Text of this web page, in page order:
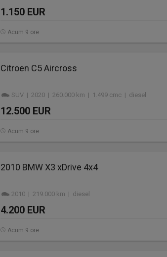
1.150 EUR
Acum 9 ore
Citroen C5 Aircross
SUV | 2020 | 260.000 km | 1.499 cmc | diesel
12.500 EUR
Acum 9 ore
2010 BMW X3 xDrive 4x4
2010 | 219.000 km | diesel
4.200 EUR
Acum 9 ore